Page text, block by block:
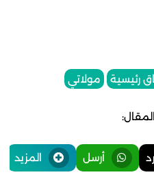
رئيسية مولاتي
أرسل المزيد